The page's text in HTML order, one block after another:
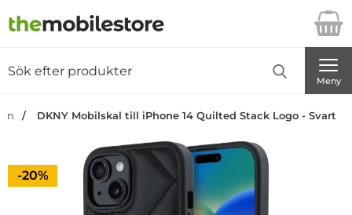
Startsidan för Danira Telecom AB
Meny
DKNY Mobilskal till iPhone 14 Quilted Stack Logo - Svart
Priset är nedsatt med
-20%